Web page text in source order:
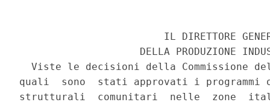
IL DIRETTORE
DELLA PRODUZIONE
Viste le decisioni della Commissione
quali  sono  stati approvati i
strutturali  comunitari  nelle  zone